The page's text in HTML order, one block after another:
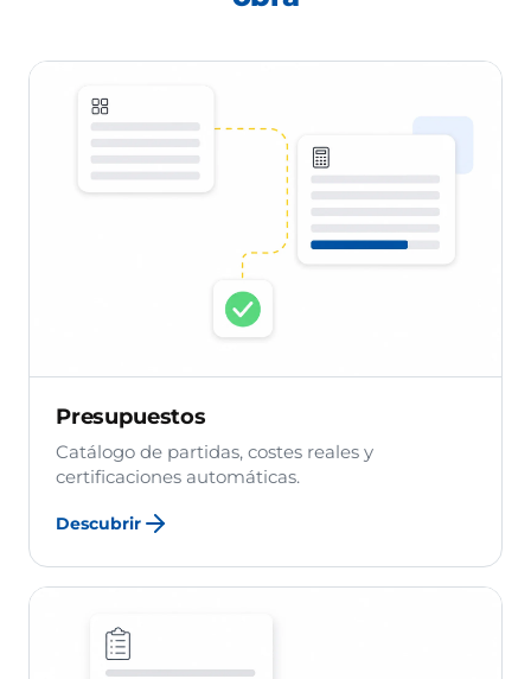
Presupuestos
Catálogo de partidas, costes reales y
certificaciones automáticas.
Descubrir